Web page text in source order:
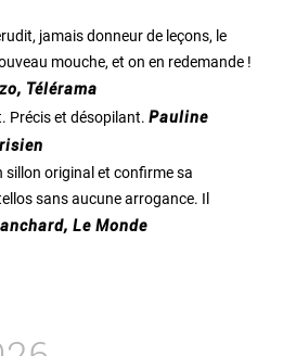
jamais donneur de leçons, le
mouche, et on en redemande !
Télérama
Précis et désopilant. Pauline
sillon original et confirme sa
sans aucune arrogance. Il
Le Monde